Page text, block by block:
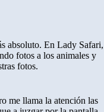
absoluto. En Lady Safari,
fotos a los animales y
fotos.
me llama la atención las